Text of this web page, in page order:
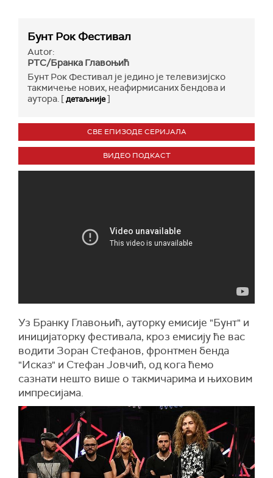
Бунт Рок Фестивал
Autor:
РТС/Бранка Главоњић
Бунт Рок Фестивал је једино је телевизијско
такмичење нових, неафирмисаних бендова и
аутора. [детаљније]
СВЕ ЕПИЗОДЕ СЕРИЈАЛА
ВИДЕО ПОДКАСТ
Уз Бранку Главоњић, ауторку емисије "Бунт" и
иницијаторку фестивала, кроз емисију ће вас
водити Зоран Стефанов, фронтмен бенда
"Исказ" и Стефан Јовчић, од кога ћемо
сазнати нешто више о такмичарима и њиховим
импресијама.